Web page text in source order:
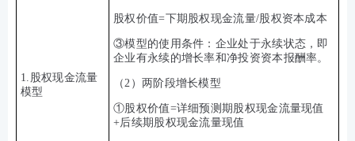
1.股权现金流量
模型
股权价值=下期股权现金流量/股权资本成本
③模型的使用条件：企业处于永续状态，即
企业有永续的增长率和净投资资本报酬率。
（2）两阶段增长模型
①股权价值=详细预测期股权现金流量现值
+后续期股权现金流量现值